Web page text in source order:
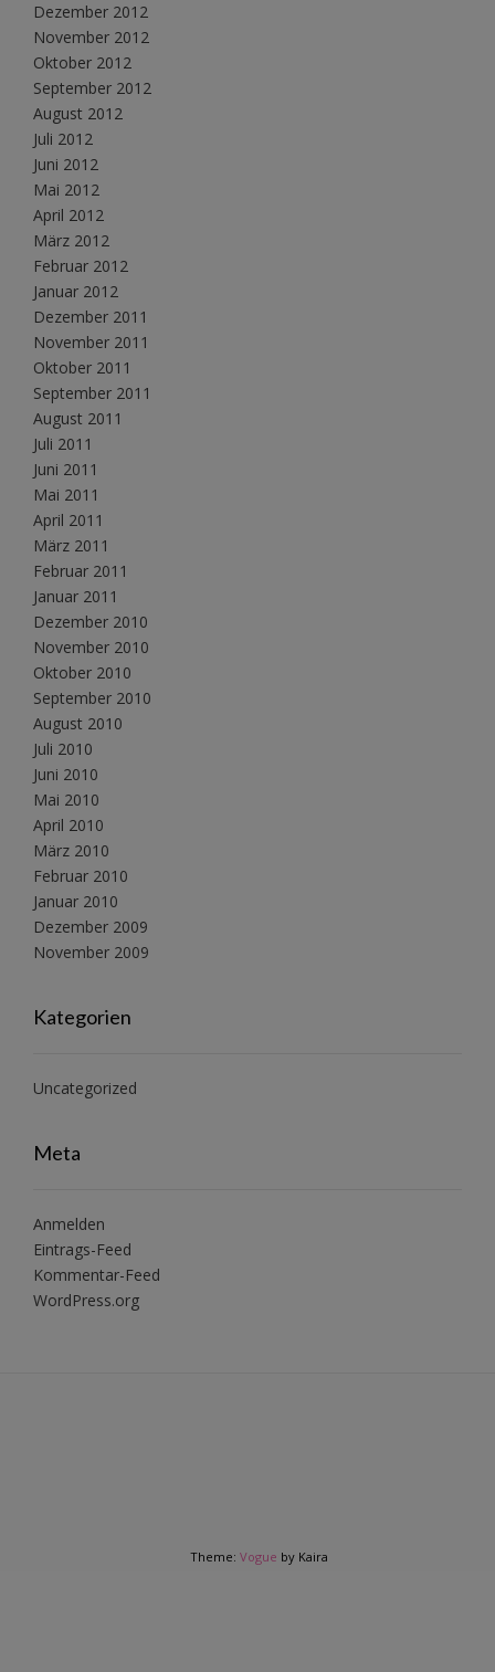
Dezember 2012
November 2012
Oktober 2012
September 2012
August 2012
Juli 2012
Juni 2012
Mai 2012
April 2012
März 2012
Februar 2012
Januar 2012
Dezember 2011
November 2011
Oktober 2011
September 2011
August 2011
Juli 2011
Juni 2011
Mai 2011
April 2011
März 2011
Februar 2011
Januar 2011
Dezember 2010
November 2010
Oktober 2010
September 2010
August 2010
Juli 2010
Juni 2010
Mai 2010
April 2010
März 2010
Februar 2010
Januar 2010
Dezember 2009
November 2009
Kategorien
Uncategorized
Meta
Anmelden
Eintrags-Feed
Kommentar-Feed
WordPress.org
Theme: Vogue by Kaira